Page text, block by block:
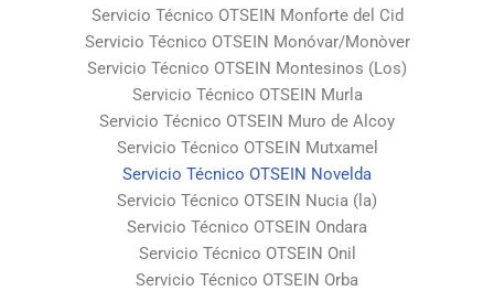
Servicio Técnico OTSEIN Monforte del Cid
Servicio Técnico OTSEIN Monóvar/Monòver
Servicio Técnico OTSEIN Montesinos (Los)
Servicio Técnico OTSEIN Murla
Servicio Técnico OTSEIN Muro de Alcoy
Servicio Técnico OTSEIN Mutxamel
Servicio Técnico OTSEIN Novelda
Servicio Técnico OTSEIN Nucia (la)
Servicio Técnico OTSEIN Ondara
Servicio Técnico OTSEIN Onil
Servicio Técnico OTSEIN Orba